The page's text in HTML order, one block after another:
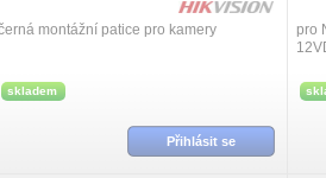
montážní patice pro kamery
skladem
Přihlásit se
pro